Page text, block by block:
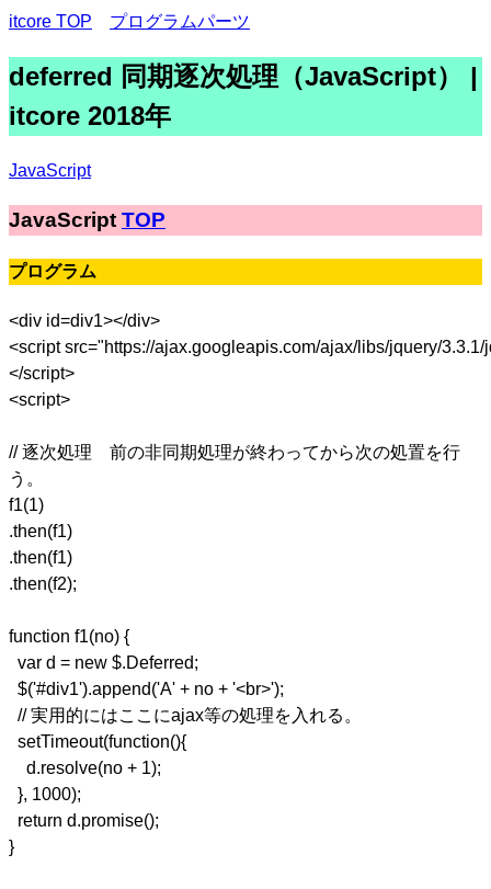
itcore TOP プログラムパーツ
deferred 同期逐次処理（JavaScript） |
itcore 2018年
JavaScript
JavaScript TOP
プログラム
<div id=div1></div>
<script src="https://ajax.googleapis.com/ajax/libs/jquery/3.3.1/
</script>
<script>
// 逐次処理 前の非同期処理が終わってから次の処置を行
う。
f1(1)
.then(f1)
.then(f1)
.then(f2);
function f1(no) {
var d = new $.Deferred;
$('#div1').append('A' + no + '<br>');
// 実用的にはここにajax等の処理を入れる。
setTimeout(function(){
d.resolve(no + 1);
}, 1000);
return d.promise();
}